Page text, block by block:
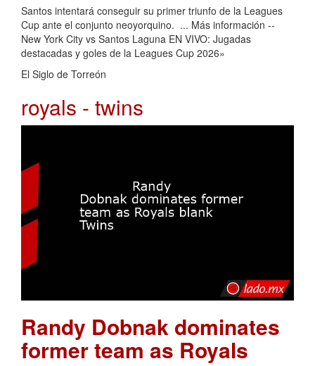
Santos intentará conseguir su primer triunfo de la Leagues
Cup ante el conjunto neoyorquino. ... Más información --
New York City vs Santos Laguna EN VIVO: Jugadas
destacadas y goles de la Leagues Cup 2026»
El Siglo de Torreón
royals - twins
Randy Dobnak dominates
former team as Royals